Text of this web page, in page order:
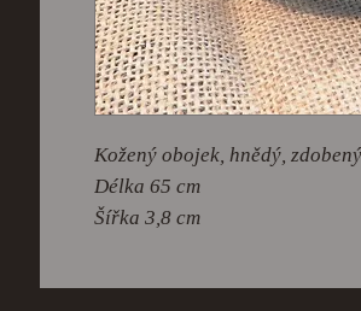
Kožený obojek, hnědý,
Délka 65 cm
Šířka 3,8 cm